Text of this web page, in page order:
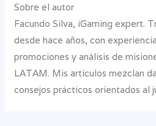
Sobre el autor
Facundo Silva, iGaming expert.
desde hace años, con
promociones y análisis de
LATAM. Mis artículos mezclan
consejos prácticos orientados al